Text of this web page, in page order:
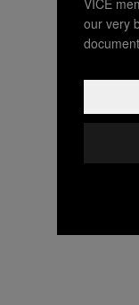
our very